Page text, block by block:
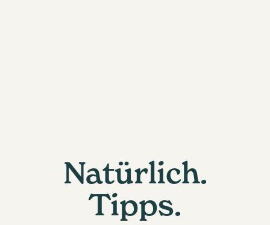
Natürlich.
Tipps.